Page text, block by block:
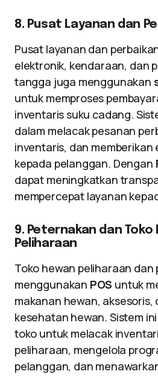
8. Pusat Layanan dan
Pusat layanan dan
elektronik, kendaraan, dan
tangga juga menggunakan
untuk memproses
inventaris suku cadang.
dalam melacak pesanan
inventaris, dan memberikan
kepada pelanggan. Dengan
dapat meningkatkan
mempercepat layanan
9. Peternakan dan Toko
Peliharaan
Toko hewan peliharaan
menggunakan POS untuk
makanan hewan, aksesoris,
kesehatan hewan. Sistem
toko untuk melacak
peliharaan, mengelola
pelanggan, dan